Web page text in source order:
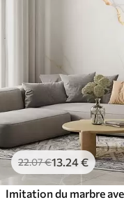
22.07€13 .24€